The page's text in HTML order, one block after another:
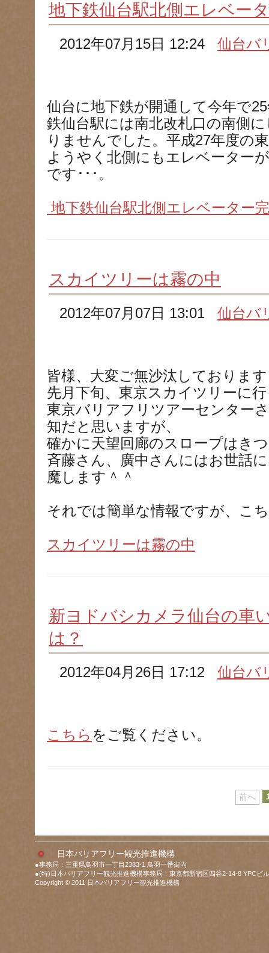
地下鉄仙台駅北側エレベー
2012年07月15日 12:24仙台バ
仙台に地下鉄が開通して今年で
鉄仙台駅には南北改札口の南側
りませんでした。平成27年度の
ようやく北側にもエレベーター
です･･･。
地下鉄仙台駅北側エレベーター
スカイツリーは霧の中
2012年07月07日 13:01仙台バ
皆様、大変ご無沙汰しておりま
先月下旬、東京スカイツリーに
東京バリアフリツアーセンター
知だと思いますが、
確かに天望回廊のスロープはき
斉藤さん、廣中さんにはお世話
魔します＾＾
それでは簡単な情報ですが、こ
スカイツリーは霧の中
新ヨドバシカメラ仙台の車
は？
2012年04月26日 17:12仙台バ
こちら をご覧ください。
前へ
日本バリアフリー観光推進機構
●事務局：三重県鳥羽市一丁目2383-1 鳥羽一番街内
●(特)日本バリアフリー観光推進機構事務局：東京都新宿区四谷2-14-8 YPCビ
Copyright © 2011 日本バリアフリー観光推進機構